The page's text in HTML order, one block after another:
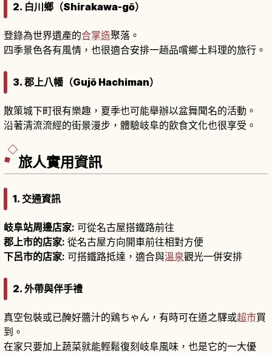
2. 白川鄉（Shirakawa-gō）
登錄為世界遺產的合掌造聚落。
四季景色各有風情，也很適合安排一趟品嚐鄉土料理的旅行。
3. 郡上八幡（Gujō Hachiman）
散策城下町很有樂趣，夏季也可能舉辦以盆舞聞名的活動。
沿著清流流經的街景漫步，體驗岐阜的飲食文化也很享受。
旅人實用資訊
1. 交通資訊
岐阜站周邊店家: 可從名古屋搭鐵路前往
郡上市的店家: 從名古屋方向開車前往相對方便
下呂市的店家: 可搭鐵路抵達，適合與溫泉觀光一併安排
2. 外帶與伴手禮
真空包裝或已醃好醬汁的鶏ちゃん，有時可在道之驛或超市買
到。
在家只要加上蔬菜就能輕鬆復刻岐阜風味，也是它的一大優